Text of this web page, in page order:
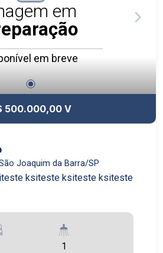
em
em breve
500.000,00 V
Joaquim da Barra/SP
ksiteste ksiteste ksiteste
1